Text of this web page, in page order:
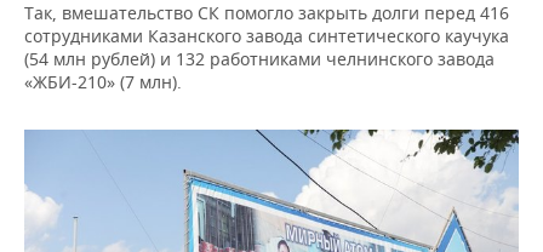
Так, вмешательство СК помогло закрыть долги перед 416
сотрудниками Казанского завода синтетического каучука
(54 млн рублей) и 132 работниками челнинского завода
«ЖБИ-210» (7 млн).